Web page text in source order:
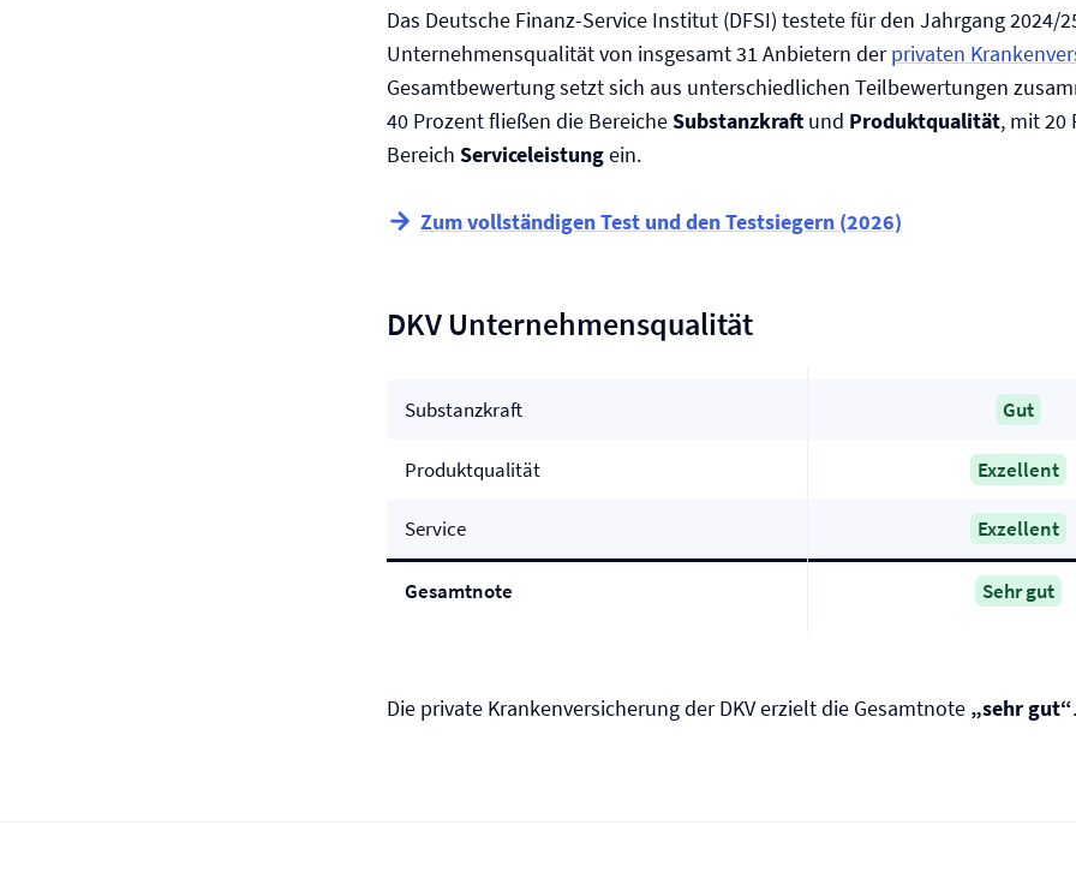
Das Deutsche Finanz-Service Institut (DFSI) testete für den Jahrgang 2024/
Unternehmensqualität von insgesamt 31 Anbietern derprivaten
Gesamtbewertung setzt sich aus unterschiedlichen Teilbewertungen
40 Prozent fließen die BereicheSubstanzkraft und Produktqualität, mit 20
Bereich Serviceleistungein.
Zum vollständigen Test und den Testsiegern (2026)
DKV Unternehmensqualität
Substanzkraft Gut
Produktqualität Exzellent
Service Exzellent
Gesamtnote Sehr gut
Die private Kranken­versicherung der DKV erzielt die Gesamtnote „sehr gut“.